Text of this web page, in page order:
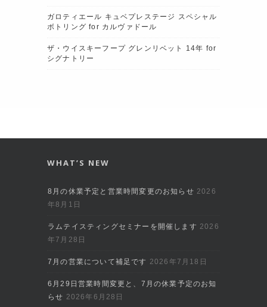
ガロティエール キュベプレステージ スペシャル
ボトリング for カルヴァドール
ザ・ウイスキーフープ グレンリベット 14年 for
シグナトリー
WHAT’S NEW
8月の休業予定と営業時間変更のお知らせ 2026
年8月1日
ラムテイスティングセミナーを開催します 2026
年7月28日
7月の営業について補足です 2026年7月18日
6月29日営業時間変更と、7月の休業予定のお知
らせ 2026年6月28日